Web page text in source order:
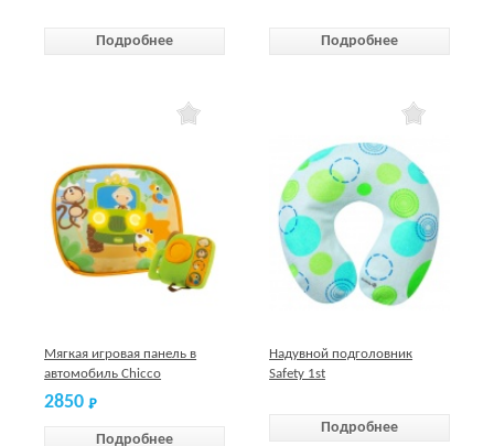
Подробнее Подробнее
Мягкая игровая панель в
автомобиль Chicco
2850
Подробнее
Надувной подголовник
Safety 1st
Подробнее